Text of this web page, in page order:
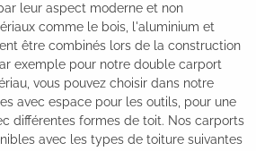
leur aspect moderne et non
comme le bois, l'aluminium et
être combinés lors de la construction
exemple pour notre double carport
vous pouvez choisir dans notre
avec espace pour les outils, pour une
différentes formes de toit. Nos carports
avec les types de toiture suivantes